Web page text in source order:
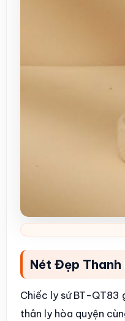
Nét Đẹp Thanh
Chiếc ly sứ BT-QT83
thân ly hòa quyện